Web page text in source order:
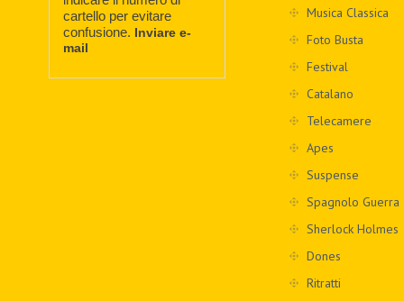
Musica Classica
Foto Busta
Festival
Catalano
Telecamere
Apes
Suspense
Spagnolo Guerra
Sherlock Holmes
Dones
Ritratti
cartello per evitare
confusione. Inviare e-
mail